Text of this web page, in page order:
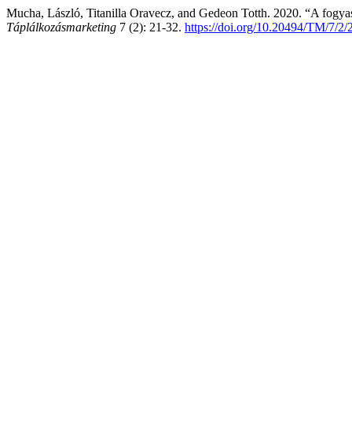
Mucha, László, Titanilla Oravecz, and Gedeon Totth. 2020. “A
Táplálkozásmarketing 7 (2): 21-32. https://doi.org/10.20494/TM/7/2/